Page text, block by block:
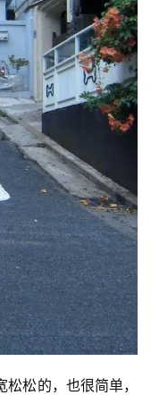
松的，也很简单，